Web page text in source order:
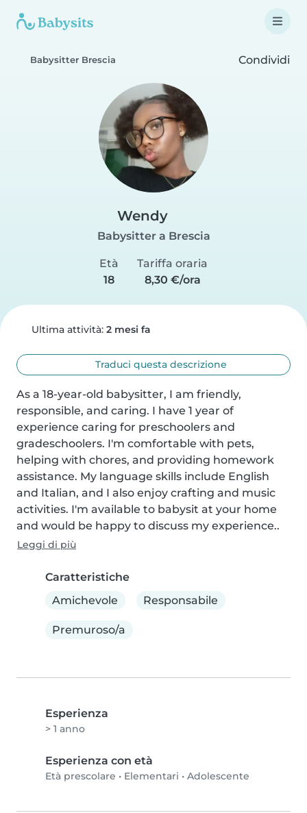
Babysitter Brescia Condividi
Wendy
Babysitter a Brescia
Età
18
Tariffa oraria
8,30 €/ora
Ultima attività: 2 mesi fa
Traduci questa descrizione
As a 18-year-old babysitter, I am friendly,
responsible, and caring. I have 1 year of
experience caring for preschoolers and
gradeschoolers. I'm comfortable with pets,
helping with chores, and providing homework
assistance. My language skills include English
and Italian, and I also enjoy crafting and music
activities. I'm available to babysit at your home
and would be happy to discuss my experience..
Leggi di più
Caratteristiche
Amichevole
Responsabile
Premuroso/a
Esperienza
> 1 anno
Esperienza con età
Età prescolare • Elementari • Adolescente